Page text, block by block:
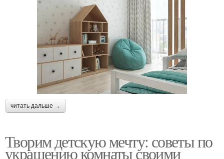
читать дальше →
Творим детскую мечту: советы по
украшению комнаты своими